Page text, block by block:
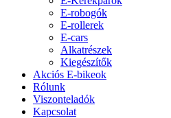
E-robogók
E-rollerek
E-cars
Alkatrészek
Kiegészítők
Akciós E-bikeok
Rólunk
Viszonteladók
Kapcsolat